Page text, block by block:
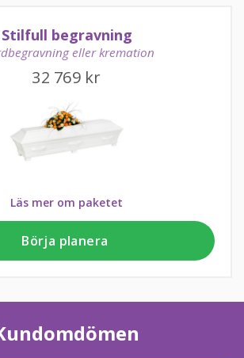
Stilfull begravning
eller kremation
32 769 kr
Läs mer om paketet
Börja planera